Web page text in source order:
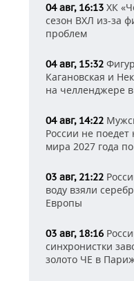
04 авг, 16:13 ХК
сезон ВХЛ из-за
проблем
04 авг, 15:32
Кагановская и
на челленджере
04 авг, 14:22
России не
мира 2027 года
03 авг, 21:22
воду взяли
Европы
03 авг, 18:16
синхронистки
золото ЧЕ в